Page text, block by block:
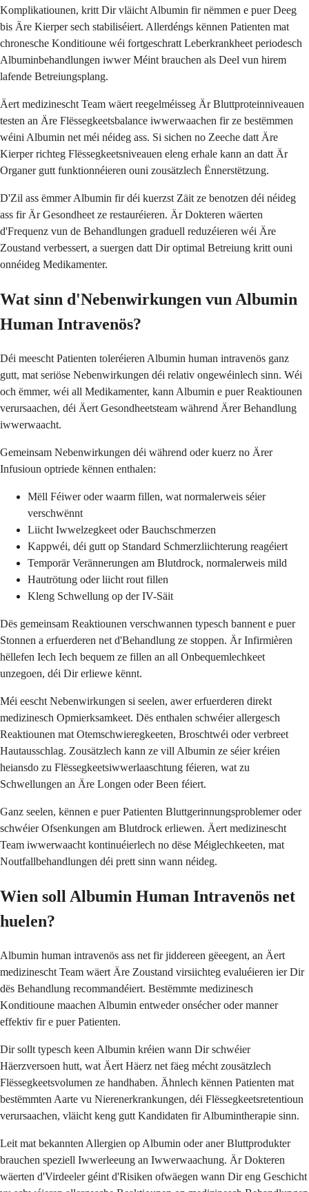
Komplikatiounen, kritt Dir vläicht Albumin fir nëmmen e puer Deeg
bis Äre Kierper sech stabiliséiert. Allerdéngs kënnen Patienten mat
chronesche Konditioune wéi fortgeschratt Leberkrankheet periodesch
Albuminbehandlungen iwwer Méint brauchen als Deel vun hirem
lafende Betreiungsplang.
Äert medizinescht Team wäert reegelméisseg Är Bluttproteinniveauen
testen an Äre Flëssegkeetsbalance iwwerwaachen fir ze bestëmmen
wéini Albumin net méi néideg ass. Si sichen no Zeeche datt Äre
Kierper richteg Flëssegkeetsniveauen eleng erhale kann an datt Är
Organer gutt funktionnéieren ouni zousätzlech Ënnerstëtzung.
D'Zil ass ëmmer Albumin fir déi kuerzst Zäit ze benotzen déi néideg
ass fir Är Gesondheet ze restauréieren. Är Dokteren wäerten
d'Frequenz vun de Behandlungen graduell reduzéieren wéi Äre
Zoustand verbessert, a suergen datt Dir optimal Betreiung kritt ouni
onnéideg Medikamenter.
Wat sinn d'Nebenwirkungen vun Albumin
Human Intravenös?
Déi meescht Patienten toleréieren Albumin human intravenös ganz
gutt, mat seriöse Nebenwirkungen déi relativ ongewéinlech sinn. Wéi
och ëmmer, wéi all Medikamenter, kann Albumin e puer Reaktiounen
verursaachen, déi Äert Gesondheetsteam während Ärer Behandlung
iwwerwaacht.
Gemeinsam Nebenwirkungen déi während oder kuerz no Ärer
Infusioun optriede kënnen enthalen:
Mëll Féiwer oder waarm fillen, wat normalerweis séier
verschwënnt
Liicht Iwwelzegkeet oder Bauchschmerzen
Kappwéi, déi gutt op Standard Schmerzliichterung reagéiert
Temporär Verännerungen am Blutdrock, normalerweis mild
Hautrötung oder liicht rout fillen
Kleng Schwellung op der IV-Säit
Dës gemeinsam Reaktiounen verschwannen typesch bannent e puer
Stonnen a erfuerderen net d'Behandlung ze stoppen. Är Infirmièren
hëllefen Iech Iech bequem ze fillen an all Onbequemlechkeet
unzegoen, déi Dir erliewe kënnt.
Méi eescht Nebenwirkungen si seelen, awer erfuerderen direkt
medizinesch Opmierksamkeet. Dës enthalen schwéier allergesch
Reaktiounen mat Otemschwieregkeeten, Broschtwéi oder verbreet
Hautausschlag. Zousätzlech kann ze vill Albumin ze séier kréien
heiansdo zu Flëssegkeetsiwwerlaaschtung féieren, wat zu
Schwellungen an Äre Longen oder Been féiert.
Ganz seelen, kënnen e puer Patienten Bluttgerinnungsproblemer oder
schwéier Ofsenkungen am Blutdrock erliewen. Äert medizinescht
Team iwwerwaacht kontinuéierlech no dëse Méiglechkeeten, mat
Noutfallbehandlungen déi prett sinn wann néideg.
Wien soll Albumin Human Intravenös net
huelen?
Albumin human intravenös ass net fir jiddereen gëeegent, an Äert
medizinescht Team wäert Äre Zoustand virsiichteg evaluéieren ier Dir
dës Behandlung recommandéiert. Bestëmmte medizinesch
Konditioune maachen Albumin entweder onsécher oder manner
effektiv fir e puer Patienten.
Dir sollt typesch keen Albumin kréien wann Dir schwéier
Häerzversoen hutt, wat Äert Häerz net fäeg mécht zousätzlech
Flëssegkeetsvolumen ze handhaben. Ähnlech kënnen Patienten mat
bestëmmten Aarte vu Nierenerkrankungen, déi Flëssegkeetsretentioun
verursaachen, vläicht keng gutt Kandidaten fir Albumintherapie sinn.
Leit mat bekannten Allergien op Albumin oder aner Bluttprodukter
brauchen speziell Iwwerleeung an Iwwerwaachung. Är Dokteren
wäerten d'Virdeeler géint d'Risiken ofwäegen wann Dir eng Geschicht